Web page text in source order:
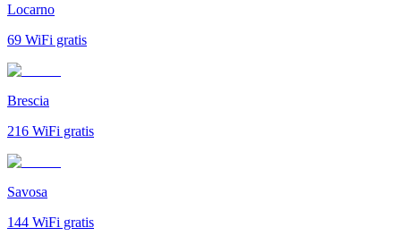
Locarno
69 WiFi gratis
Brescia
216 WiFi gratis
Savosa
144 WiFi gratis